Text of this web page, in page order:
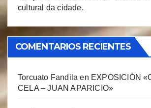
cultural da cidade.
COMENTARIOS RECIENTES
Torcuato Fandila en EXPOSICIÓN
CELA – JUAN APARICIO»